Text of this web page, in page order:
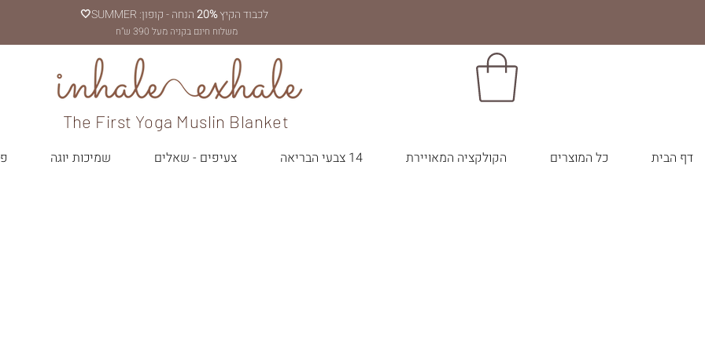
לכבוד הקיץ20%הנחה - קופון: SUMMER 🤍
משלוח חינם בקניה מעל 390 ש"ח
The First Yoga Muslin Blanket
דף הבית כל המוצרים הקולקציה המאויירת 14 צבעי הבריאה צעיפים - שאלים שמיכות יוגה